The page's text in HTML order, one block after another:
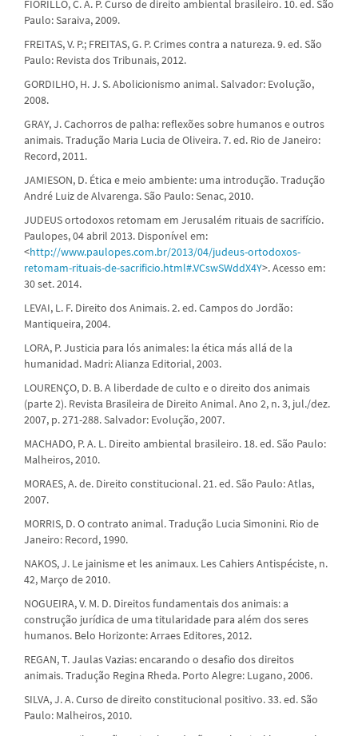
FIORILLO, C. A. P. Curso de direito ambiental brasileiro. 10. ed. São
Paulo: Saraiva, 2009.
FREITAS, V. P.; FREITAS, G. P. Crimes contra a natureza. 9. ed. São
Paulo: Revista dos Tribunais, 2012.
GORDILHO, H. J. S. Abolicionismo animal. Salvador: Evolução,
2008.
GRAY, J. Cachorros de palha: reflexões sobre humanos e outros
animais. Tradução Maria Lucia de Oliveira. 7. ed. Rio de Janeiro:
Record, 2011.
JAMIESON, D. Ética e meio ambiente: uma introdução. Tradução
André Luiz de Alvarenga. São Paulo: Senac, 2010.
JUDEUS ortodoxos retomam em Jerusalém rituais de sacrifício.
Paulopes, 04 abril 2013. Disponível em:
<http://www.paulopes.com.br/2013/04/judeus-ortodoxos-
retomam-rituais-de-sacrificio.html#.VCswSWddX4Y>. Acesso em:
30 set. 2014.
LEVAI, L. F. Direito dos Animais. 2. ed. Campos do Jordão:
Mantiqueira, 2004.
LORA, P. Justicia para lós animales: la ética más allá de la
humanidad. Madri: Alianza Editorial, 2003.
LOURENÇO, D. B. A liberdade de culto e o direito dos animais
(parte 2). Revista Brasileira de Direito Animal. Ano 2, n. 3, jul./dez.
2007, p. 271-288. Salvador: Evolução, 2007.
MACHADO, P. A. L. Direito ambiental brasileiro. 18. ed. São Paulo:
Malheiros, 2010.
MORAES, A. de. Direito constitucional. 21. ed. São Paulo: Atlas,
2007.
MORRIS, D. O contrato animal. Tradução Lucia Simonini. Rio de
Janeiro: Record, 1990.
NAKOS, J. Le jainisme et les animaux. Les Cahiers Antispéciste, n.
42, Março de 2010.
NOGUEIRA, V. M. D. Direitos fundamentais dos animais: a
construção jurídica de uma titularidade para além dos seres
humanos. Belo Horizonte: Arraes Editores, 2012.
REGAN, T. Jaulas Vazias: encarando o desafio dos direitos
animais. Tradução Regina Rheda. Porto Alegre: Lugano, 2006.
SILVA, J. A. Curso de direito constitucional positivo. 33. ed. São
Paulo: Malheiros, 2010.